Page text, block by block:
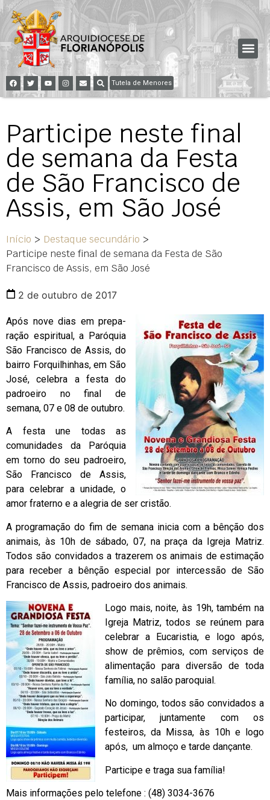
Tutela de Menores
Participe neste final
de semana da Festa
de São Francisco de
Assis, em São José
Início > Destaque secundário >
Participe neste final de semana da Festa de São
Francisco de Assis, em São José
2 de outubro de 2017
Após nove dias em prepa­
ração espiritual, a Paróquia
São Francis­co de Assis, do
bairro Forquil­hinhas, em São
José, celebra a festa do
padroeiro no final de
seman­a, 07 e 08 de outubro.
A festa une todas as
comunidades da Paró­quia
em torno do seu padroeiro,
São Fran­cisco de Assis,
para celebrar a unidade, o
amor fraterno e a alegria de ser cris­tão.
A programação do fim de semana inicia com a bênção dos
ani­mais, às 10h de sáb­ado, 07, na praça da Igreja Matriz.
Todos são convi­dados a trazerem os animais de estimação
para receber a bênç­ão especial por inte­rcessão de São
Franc­isco de Assis, padro­eiro dos animais.
Logo mais, noite, às 19h, tam­bém na
Igreja Matriz, todos se reúnem pa­ra
celebrar a Eucari­stia, e logo após,
show de prê­mios, com serviços de
alimentação para diversão de toda
família, no sal­ão paroquial.
No domingo, todos são convidados a
parti­cipar, juntamente com os
festeiros, da Missa, às 10h e logo
após, um almoço e tarde dan­çante.
Participe e traga sua família!
Mais informações pelo telefone : (48) 3034-3676